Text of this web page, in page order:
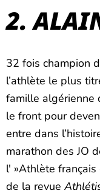
2.
32 fois champion
l’athlète le plus
famille algérienne
le front pour
entre dans
marathon des JO
l' »Athlète
de la revue